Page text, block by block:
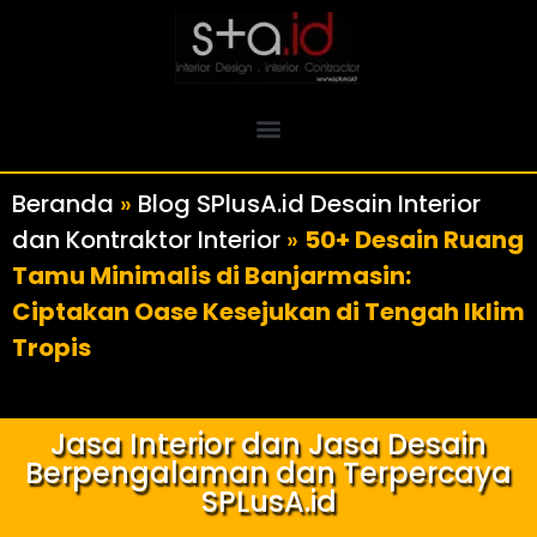
Beranda » Blog SPlusA.id Desain Interior
dan Kontraktor Interior » 50+ Desain Ruang
Tamu Minimalis di Banjarmasin:
Ciptakan Oase Kesejukan di Tengah Iklim
Tropis
Jasa Interior dan Jasa Desain
Berpengalaman dan Terpercaya
SPLusA.id